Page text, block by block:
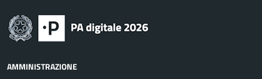
AMMINISTRAZIONE